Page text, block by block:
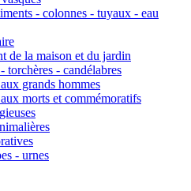
- colonnes - tuyaux - eau
de la maison et du jardin
torchères - candélabres
grands hommes
morts et commémoratifs
- urnes